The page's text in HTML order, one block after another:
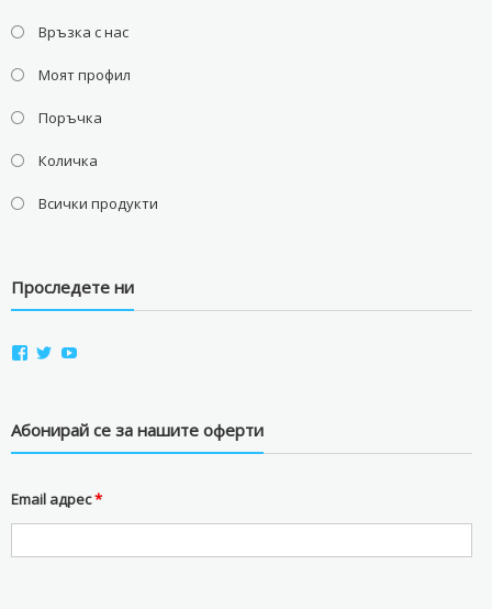
Връзка с нас
Моят профил
Поръчка
Количка
Всички продукти
Проследете ни
View
Facebook
View
Twitter
View
YouTube
Абонирай се за нашите оферти
Email адрес*